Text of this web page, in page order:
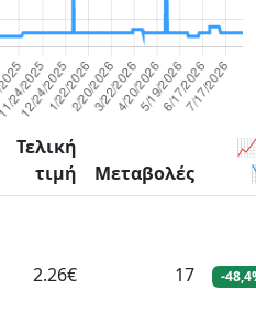
Τελική
τιμή
Μεταβολές
2.26€ 17 -